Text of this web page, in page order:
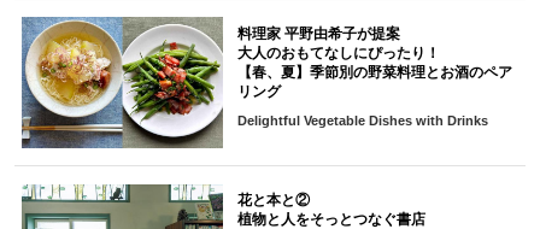
料理家 平野由希子が提案
大人のおもてなしにぴったり！
【春、夏】季節別の野菜料理とお酒のペア
リング
Delightful Vegetable Dishes with Drinks
花と本と②
植物と人をそっとつなぐ書店